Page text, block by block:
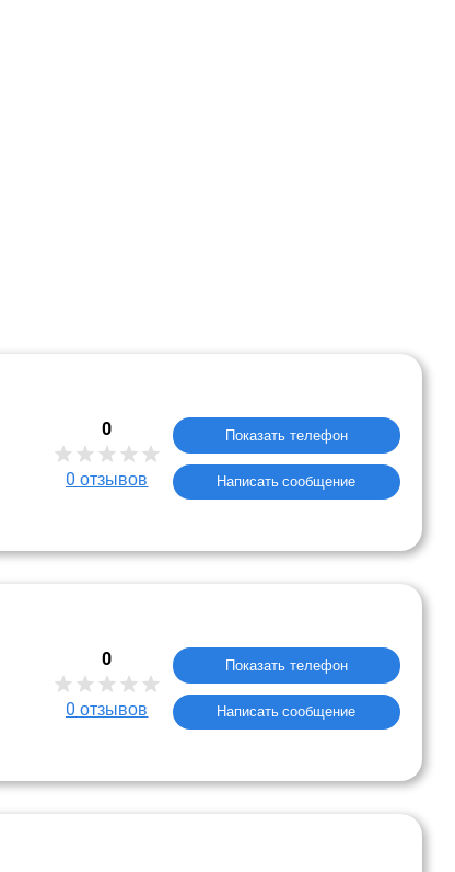
0
0 отзывов
Показать телефон
Написать сообщение
0
0 отзывов
Показать телефон
Написать сообщение